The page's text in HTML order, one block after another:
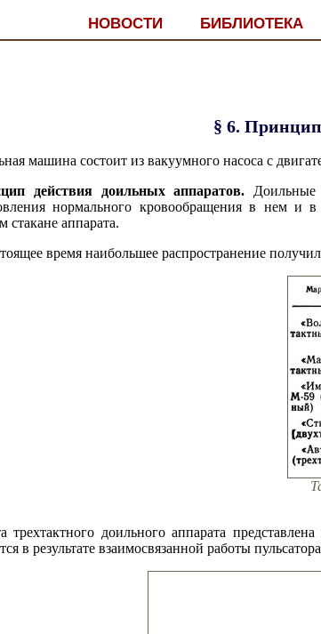
НОВОСТИ БИБЛИОТЕКА
§ 6. Принцип
машина состоит из вакуумного насоса с
действия доильных аппаратов. Доильные
нормального кровообращения в нем и
стакане аппарата.
время наибольшее распространение
трехтактного доильного аппарата
в результате взаимосвязанной работы